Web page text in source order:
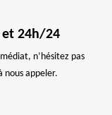
et 24h/24
n’hésitez pas
nous appeler.